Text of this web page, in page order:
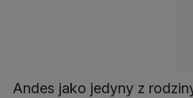
Andes jako jedyny z